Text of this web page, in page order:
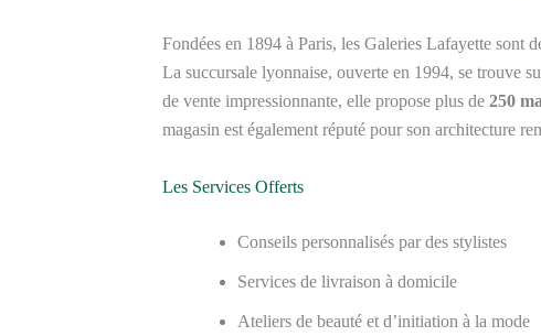
Fondées en 1894 à Paris, les Galeries Lafayette sont
La succursale lyonnaise, ouverte en 1994, se trouve
de vente impressionnante, elle propose plus de 250
magasin est également réputé pour son architecture
Les Services Offerts
Conseils personnalisés par des stylistes
Services de livraison à domicile
Ateliers de beauté et d’initiation à la mode